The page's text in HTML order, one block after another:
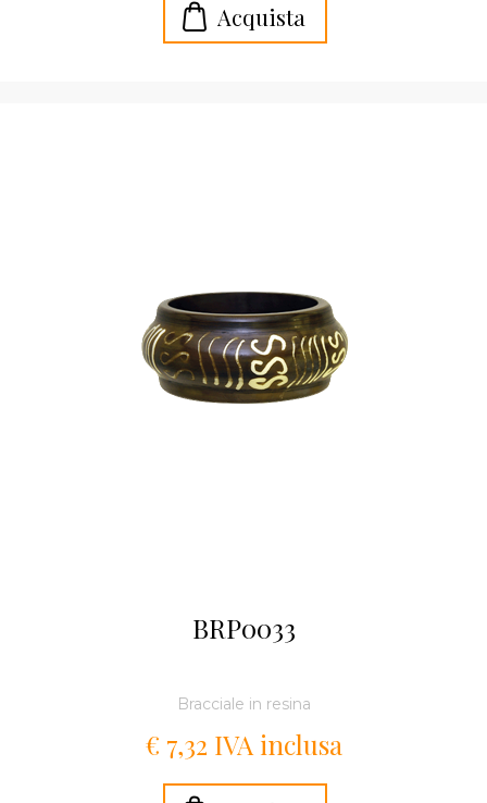
BRP0033
Bracciale in resina
€ 7,32 IVA inclusa